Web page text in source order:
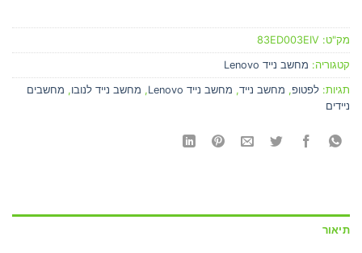
מק"ט: 83ED003EIV
קטגוריה: מחשב נייד Lenovo
תגיות: לפטופ, מחשב נייד, מחשב נייד Lenovo , מחשב נייד לנובו, מחשבים
ניידים
תיאור